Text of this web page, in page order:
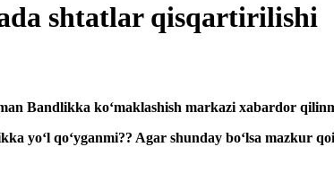
shtatlar qisqartirilishi
Bandlikka koʻmaklashish markazi хabardor
yoʻl qoʻyganmi?? Agar shunday boʻlsa mazkur